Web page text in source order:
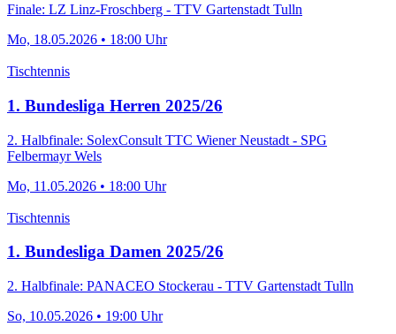
Finale: LZ Linz-Froschberg - TTV Gartenstadt Tulln
Mo, 18.05.2026 • 18:00 Uhr
Tischtennis
1. Bundesliga Herren 2025/26
2. Halbfinale: SolexConsult TTC Wiener Neustadt - SPG
Felbermayr Wels
Mo, 11.05.2026 • 18:00 Uhr
Tischtennis
1. Bundesliga Damen 2025/26
2. Halbfinale: PANACEO Stockerau - TTV Gartenstadt Tulln
So, 10.05.2026 • 19:00 Uhr